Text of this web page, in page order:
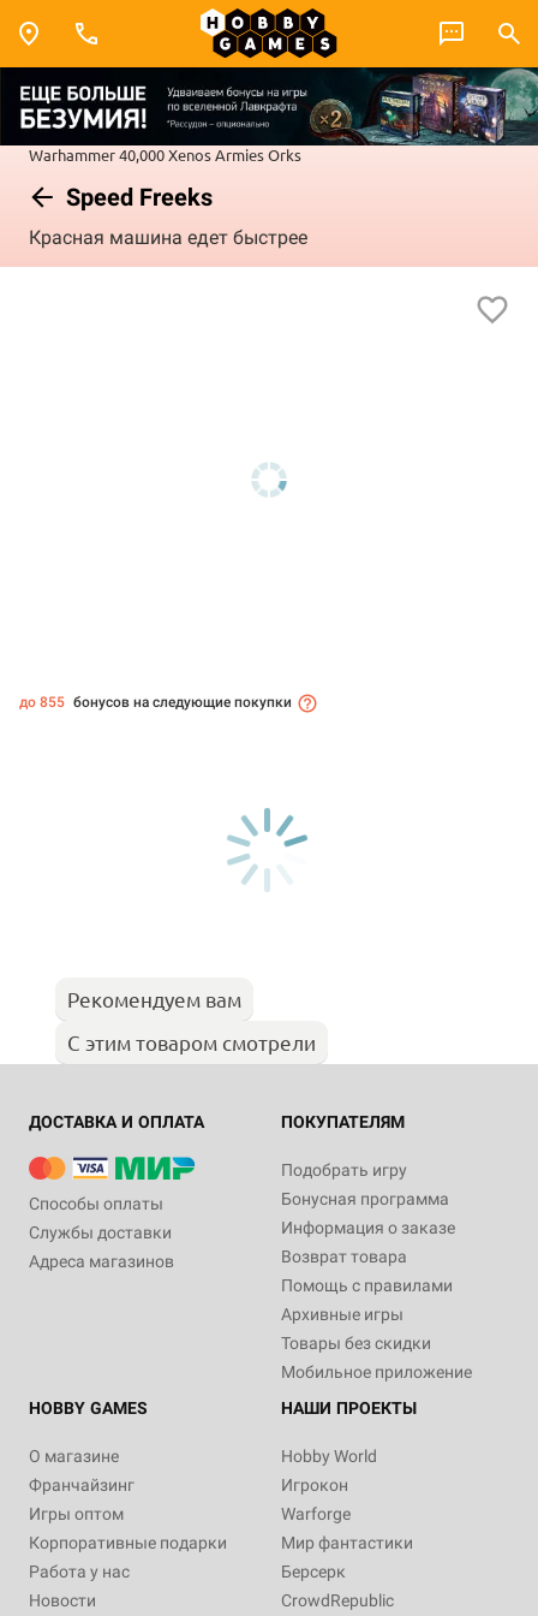
Warhammer 40,000Xenos ArmiesOrks
Speed Freeks
Красная машина едет быстрее
до 855 бонусов на следующие покупки
Рекомендуем вам
С этим товаром смотрели
ДОСТАВКА И ОПЛАТА
Способы оплаты
Службы доставки
Адреса магазинов
ПОКУПАТЕЛЯМ
Подобрать игру
Бонусная программа
Информация о заказе
Возврат товара
Помощь с правилами
Архивные игры
Товары без скидки
Мобильное приложение
HOBBY GAMES
О магазине
Франчайзинг
Игры оптом
Корпоративные подарки
Работа у нас
Новости
НАШИ ПРОЕКТЫ
Hobby World
Игрокон
Warforge
Мир фантастики
Берсерк
CrowdRepublic